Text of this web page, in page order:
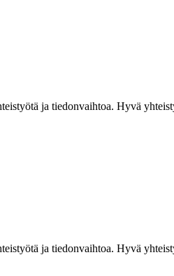
ja tiedonvaihtoa. Hyvä
ja tiedonvaihtoa. Hyvä